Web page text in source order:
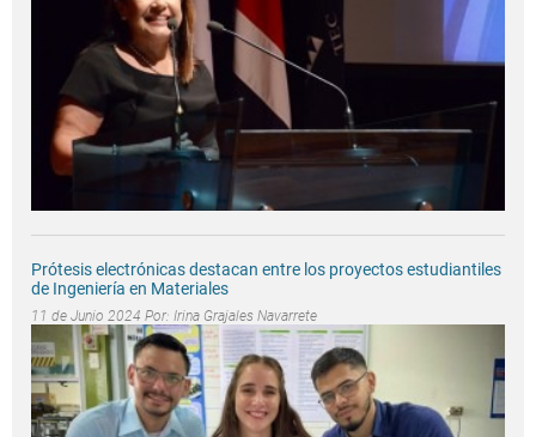
Prótesis electrónicas destacan entre los proyectos estudiantiles
de Ingeniería en Materiales
11 de Junio 2024 Por: Irina Grajales Navarrete